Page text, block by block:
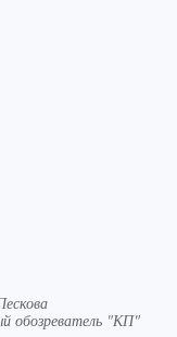
обозреватель "КП"